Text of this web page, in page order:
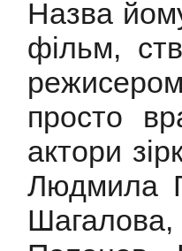
Назва
фільм,
просто
актори
Людмила